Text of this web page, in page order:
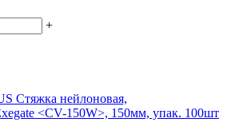
+
Стяжка нейлоновая,
<CV-150W>, 150мм, упак. 100шт